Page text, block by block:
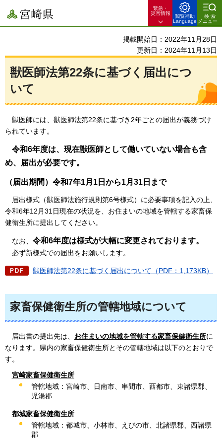
宮崎県
緊急・
災害情報
閲覧補助
Language
検索
メニュー
掲載開始日：2022年11月28日
更新日：2024年11月13日
獣医師法第22条に基づく届出につ
いて
獣医師には、獣医師法第22条に基づき2年ごとの届出が義務づけ
られています。
令和6年度は、現在獣医師として働いていない場合も含
め、届出が必要です。
（届出期間）令和7年1月1日から1月31日まで
届出様式（獣医師法施行規則第6号様式）に必要事項を記入の上、
令和6年12月31日現在の状況を、お住まいの地域を管轄する家畜保
健衛生所に提出してください。
なお、 令和6年度は様式が大幅に変更されております。
必ず新様式での届出をお願いします。
獣医師法第22条に基づく届出について（PDF：1,173KB）
家畜保健衛生所の管轄地域について
届出書の提出先は、 お住まいの地域を管轄する家畜保健衛生所に
なります。県内の家畜保健衛生所とその管轄地域は以下のとおりで
す。
宮崎家畜保健衛生所
管轄地域：宮崎市、日南市、串間市、西都市、東諸県郡、
児湯郡
都城家畜保健衛生所
管轄地域：都城市、小林市、えびの市、北諸県郡、西諸県
郡